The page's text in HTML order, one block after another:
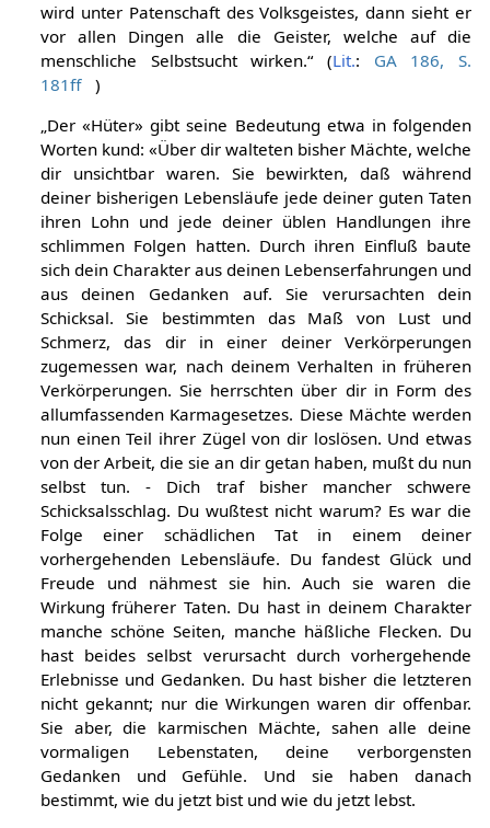
wird unter Patenschaft des Volksgeistes, dann sieht er
vor allen Dingen alle die Geister, welche auf die
menschliche Selbstsucht wirken.“ (Lit.: GA 186, S.
181ff
)
„Der «Hüter» gibt seine Bedeutung etwa in folgenden
Worten kund: «Über dir walteten bisher Mächte, welche
dir unsichtbar waren. Sie bewirkten, daß während
deiner bisherigen Lebensläufe jede deiner guten Taten
ihren Lohn und jede deiner üblen Handlungen ihre
schlimmen Folgen hatten. Durch ihren Einfluß baute
sich dein Charakter aus deinen Lebenserfahrungen und
aus deinen Gedanken auf. Sie verursachten dein
Schicksal. Sie bestimmten das Maß von Lust und
Schmerz, das dir in einer deiner Verkörperungen
zugemessen war, nach deinem Verhalten in früheren
Verkörperungen. Sie herrschten über dir in Form des
allumfassenden Karmagesetzes. Diese Mächte werden
nun einen Teil ihrer Zügel von dir loslösen. Und etwas
von der Arbeit, die sie an dir getan haben, mußt du nun
selbst tun. - Dich traf bisher mancher schwere
Schicksalsschlag. Du wußtest nicht warum? Es war die
Folge einer schädlichen Tat in einem deiner
vorhergehenden Lebensläufe. Du fandest Glück und
Freude und nähmest sie hin. Auch sie waren die
Wirkung früherer Taten. Du hast in deinem Charakter
manche schöne Seiten, manche häßliche Flecken. Du
hast beides selbst verursacht durch vorhergehende
Erlebnisse und Gedanken. Du hast bisher die letzteren
nicht gekannt; nur die Wirkungen waren dir offenbar.
Sie aber, die karmischen Mächte, sahen alle deine
vormaligen Lebenstaten, deine verborgensten
Gedanken und Gefühle. Und sie haben danach
bestimmt, wie du jetzt bist und wie du jetzt lebst.